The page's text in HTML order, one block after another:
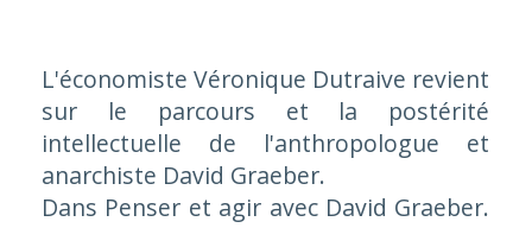
L'économiste Véronique Dutraive revient
sur le parcours et la postérité
intellectuelle de l'anthropologue et
anarchiste David Graeber.
Dans Penser et agir avec David Graeber.